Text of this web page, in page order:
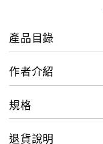
產品目錄
作者介紹
規格
退貨說明